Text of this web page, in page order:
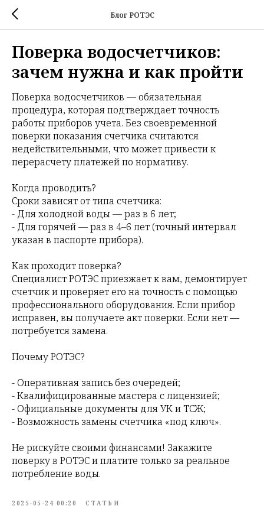
Блог РОТЭС
Поверка водосчетчиков:
зачем нужна и как пройти
Поверка водосчетчиков — обязательная
процедура, которая подтверждает точность
работы приборов учета. Без своевременной
поверки показания счетчика считаются
недействительными, что может привести к
перерасчету платежей по нормативу.
Когда проводить?
Сроки зависят от типа счетчика:
- Для холодной воды — раз в 6 лет;
- Для горячей — раз в 4–6 лет (точный интервал
указан в паспорте прибора).
Как проходит поверка?
Специалист РОТЭС приезжает к вам, демонтирует
счетчик и проверяет его на точность с помощью
профессионального оборудования. Если прибор
исправен, вы получаете акт поверки. Если нет —
потребуется замена.
Почему РОТЭС?
- Оперативная запись без очередей;
- Квалифицированные мастера с лицензией;
- Официальные документы для УК и ТСЖ;
- Возможность замены счетчика «под ключ».
Не рискуйте своими финансами! Закажите
поверку в РОТЭС и платите только за реальное
потребление воды.
2025-05-24 00:20 СТАТЬИ